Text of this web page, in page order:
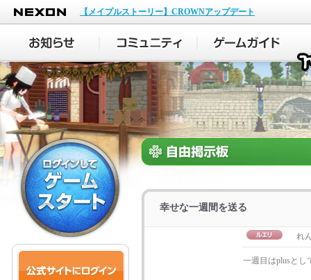
NEXON
【メイプルストーリー】CROWNアップデート
幸せな一週間を送る
れ
一週目はplusとし